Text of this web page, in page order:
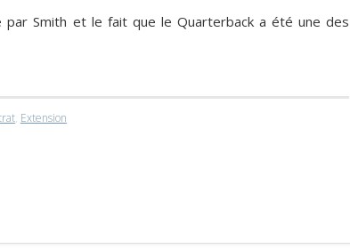
Smith et le fait que le Quarterback a été une des
, Extension